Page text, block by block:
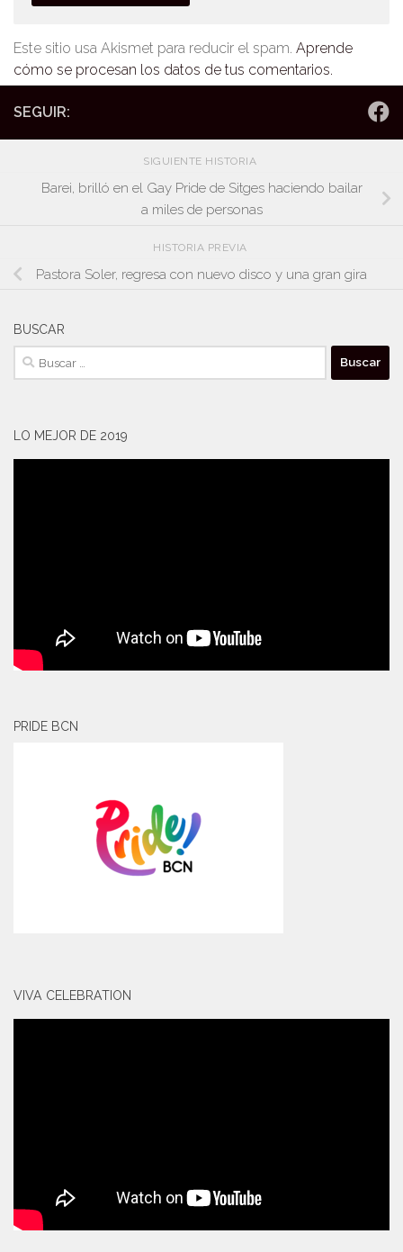
Este sitio usa Akismet para reducir el spam. Aprende
cómo se procesan los datos de tus comentarios.
SEGUIR:
SIGUIENTE HISTORIA
Barei, brilló en el Gay Pride de Sitges haciendo bailar
a miles de personas
HISTORIA PREVIA
Pastora Soler, regresa con nuevo disco y una gran gira
BUSCAR
Buscar:
LO MEJOR DE 2019
PRIDE BCN
VIVA CELEBRATION